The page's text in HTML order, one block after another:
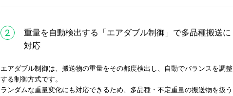
2
重量を自動検出する「エアダブル制御」で多品種搬送に
対応
エアダブル制御は、搬送物の重量をその都度検出し、自動でバランスを調整
する制御方式です。
ランダムな重量変化にも対応できるため、多品種・不定重量の搬送物を扱う